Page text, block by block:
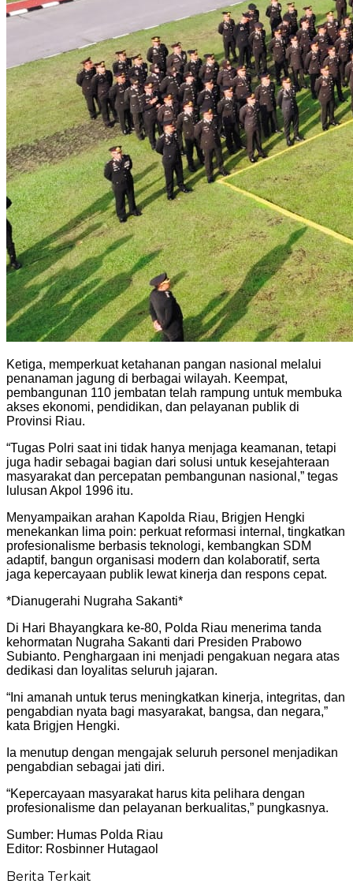
Ketiga, memperkuat ketahanan pangan nasional melalui
penanaman jagung di berbagai wilayah. Keempat,
pembangunan 110 jembatan telah rampung untuk membuka
akses ekonomi, pendidikan, dan pelayanan publik di
Provinsi Riau.
“Tugas Polri saat ini tidak hanya menjaga keamanan, tetapi
juga hadir sebagai bagian dari solusi untuk kesejahteraan
masyarakat dan percepatan pembangunan nasional,” tegas
lulusan Akpol 1996 itu.
Menyampaikan arahan Kapolda Riau, Brigjen Hengki
menekankan lima poin: perkuat reformasi internal, tingkatkan
profesionalisme berbasis teknologi, kembangkan SDM
adaptif, bangun organisasi modern dan kolaboratif, serta
jaga kepercayaan publik lewat kinerja dan respons cepat.
*Dianugerahi Nugraha Sakanti*
Di Hari Bhayangkara ke-80, Polda Riau menerima tanda
kehormatan Nugraha Sakanti dari Presiden Prabowo
Subianto. Penghargaan ini menjadi pengakuan negara atas
dedikasi dan loyalitas seluruh jajaran.
“Ini amanah untuk terus meningkatkan kinerja, integritas, dan
pengabdian nyata bagi masyarakat, bangsa, dan negara,”
kata Brigjen Hengki.
Ia menutup dengan mengajak seluruh personel menjadikan
pengabdian sebagai jati diri.
“Kepercayaan masyarakat harus kita pelihara dengan
profesionalisme dan pelayanan berkualitas,” pungkasnya.
Sumber: Humas Polda Riau
Editor: Rosbinner Hutagaol
Berita Terkait